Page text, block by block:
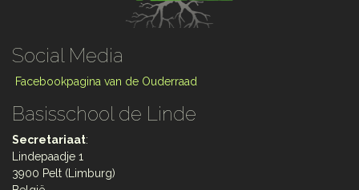
Social Media
Facebookpagina van de Ouderraad
Basisschool de Linde
Secretariaat:
Lindepaadje 1
3900 Pelt (Limburg)